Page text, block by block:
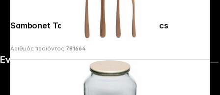
Sambonet Taste PVD Cutlery Set 24 pcs
Αριθμός προϊόντος:781664
Ενημέρωση